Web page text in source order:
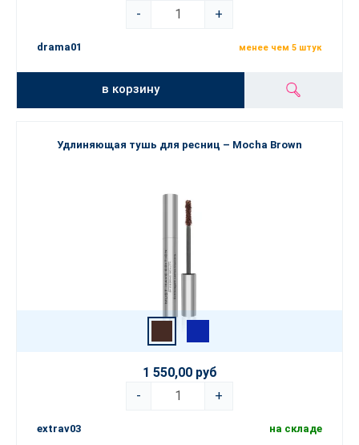
-
+
drama01 менее чем 5 штук
в корзину
Удлиняющая тушь для ресниц – Mocha Brown
1 550,00 руб
-
+
extrav03 на складе